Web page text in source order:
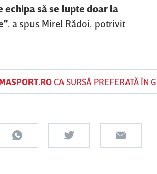
echipa să se lupte doar la
, a spus Mirel Rădoi, potrivit
CA SURSĂ PREFERATĂ ÎN